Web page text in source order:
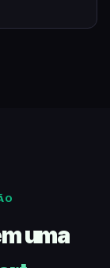
uma